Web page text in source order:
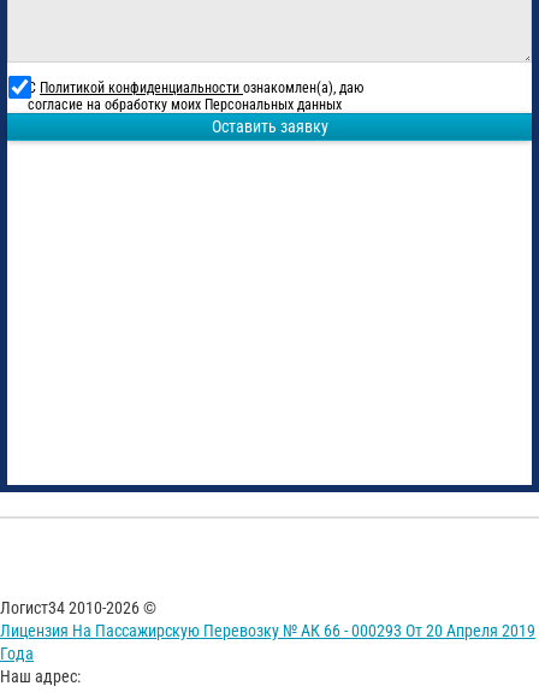
С Политикой конфиденциальности ознакомлен(а), даю
согласие на обработку моих Персональных данных
Оставить заявку
Логист34 2010-2026 ©
Лицензия На Пассажирскую Перевозку № АК 66 - 000293 От 20 Апреля 2019
Года
Наш адрес: